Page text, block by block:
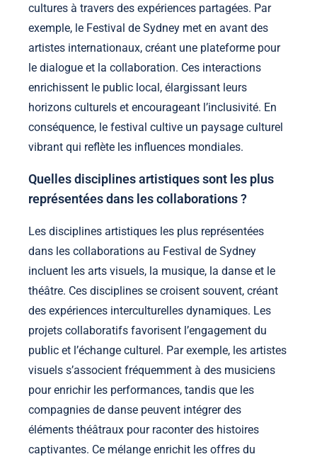
cultures à travers des expériences partagées. Par
exemple, le Festival de Sydney met en avant des
artistes internationaux, créant une plateforme pour
le dialogue et la collaboration. Ces interactions
enrichissent le public local, élargissant leurs
horizons culturels et encourageant l’inclusivité. En
conséquence, le festival cultive un paysage culturel
vibrant qui reflète les influences mondiales.
Quelles disciplines artistiques sont les plus
représentées dans les collaborations ?
Les disciplines artistiques les plus représentées
dans les collaborations au Festival de Sydney
incluent les arts visuels, la musique, la danse et le
théâtre. Ces disciplines se croisent souvent, créant
des expériences interculturelles dynamiques. Les
projets collaboratifs favorisent l’engagement du
public et l’échange culturel. Par exemple, les artistes
visuels s’associent fréquemment à des musiciens
pour enrichir les performances, tandis que les
compagnies de danse peuvent intégrer des
éléments théâtraux pour raconter des histoires
captivantes. Ce mélange enrichit les offres du